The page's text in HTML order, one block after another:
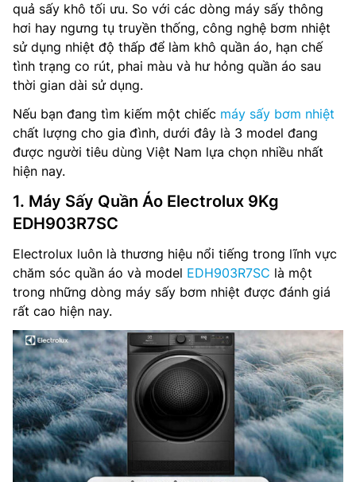
quả sấy khô tối ưu. So với các dòng máy sấy thông
hơi hay ngưng tụ truyền thống, công nghệ bơm nhiệt
sử dụng nhiệt độ thấp để làm khô quần áo, hạn chế
tình trạng co rút, phai màu và hư hỏng quần áo sau
thời gian dài sử dụng.
Nếu bạn đang tìm kiếm một chiếc máy sấy bơm nhiệt
chất lượng cho gia đình, dưới đây là 3 model đang
được người tiêu dùng Việt Nam lựa chọn nhiều nhất
hiện nay.
1. Máy Sấy Quần Áo Electrolux 9Kg
EDH903R7SC
Electrolux luôn là thương hiệu nổi tiếng trong lĩnh vực
chăm sóc quần áo và model EDH903R7SC là một
trong những dòng máy sấy bơm nhiệt được đánh giá
rất cao hiện nay.